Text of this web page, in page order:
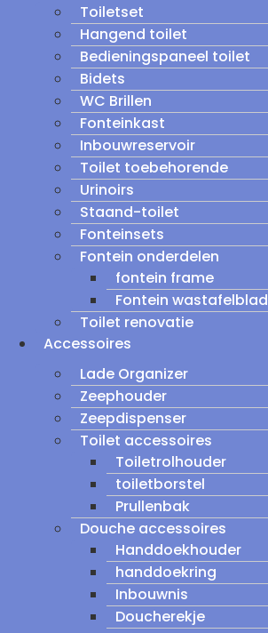
Toiletset
Hangend toilet
Bedieningspaneel toilet
Bidets
WC Brillen
Fonteinkast
Inbouwreservoir
Toilet toebehorende
Urinoirs
Staand-toilet
Fonteinsets
Fontein onderdelen
fontein frame
Fontein wastafelblad
Toilet renovatie
Accessoires
Lade Organizer
Zeephouder
Zeepdispenser
Toilet accessoires
Toiletrolhouder
toiletborstel
Prullenbak
Douche accessoires
Handdoekhouder
handdoekring
Inbouwnis
Doucherekje